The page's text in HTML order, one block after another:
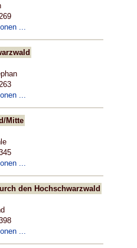
...
...
Mitte
...
den Hochschwarzwald
...